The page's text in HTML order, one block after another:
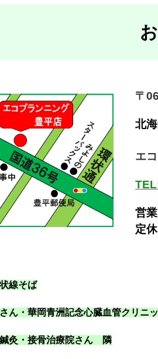
〒
北
エ
営
定
線そば
ん・華岡青洲記念心臓血管クリニ
灸・接骨治療院さん 隣